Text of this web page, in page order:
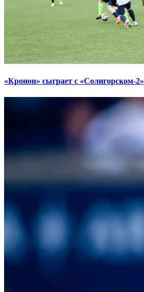
«Кронон» сыграет с «Солигорском-2»